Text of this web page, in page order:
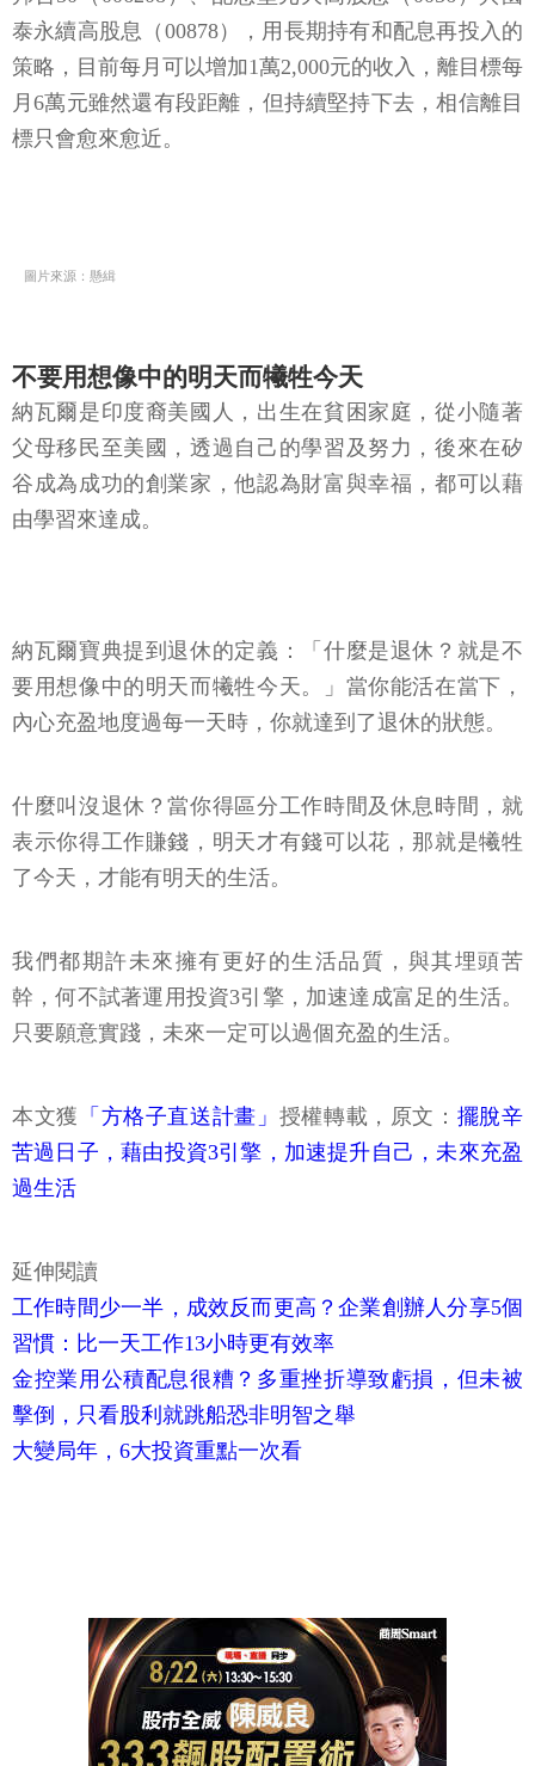
泰永續高股息（00878），用長期持有和配息再投入的
策略，目前每月可以增加1萬2,000元的收入，離目標每
月6萬元雖然還有段距離，但持續堅持下去，相信離目
標只會愈來愈近。
圖片來源：懸緝
不要用想像中的明天而犧牲今天
納瓦爾是印度裔美國人，出生在貧困家庭，從小隨著
父母移民至美國，透過自己的學習及努力，後來在矽
谷成為成功的創業家，他認為財富與幸福，都可以藉
由學習來達成。
納瓦爾寶典提到退休的定義：「什麼是退休？就是不
要用想像中的明天而犧牲今天。」當你能活在當下，
內心充盈地度過每一天時，你就達到了退休的狀態。
什麼叫沒退休？當你得區分工作時間及休息時間，就
表示你得工作賺錢，明天才有錢可以花，那就是犧牲
了今天，才能有明天的生活。
我們都期許未來擁有更好的生活品質，與其埋頭苦
幹，何不試著運用投資3引擎，加速達成富足的生活。
只要願意實踐，未來一定可以過個充盈的生活。
本文獲 「方格子直送計畫」 授權轉載，原文： 擺脫辛
苦過日子，藉由投資3引擎，加速提升自己，未來充盈
過生活
延伸閱讀
工作時間少一半，成效反而更高？企業創辦人分享5個
習慣：比一天工作13小時更有效率
金控業用公積配息很糟？多重挫折導致虧損，但未被
擊倒，只看股利就跳船恐非明智之舉
大變局年，6大投資重點一次看